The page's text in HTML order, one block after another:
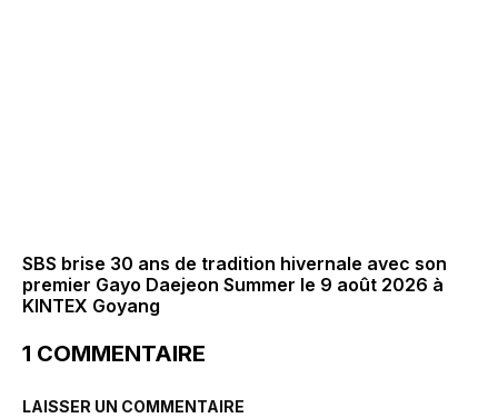
SBS brise 30 ans de tradition hivernale avec son
premier Gayo Daejeon Summer le 9 août 2026 à
KINTEX Goyang
1 COMMENTAIRE
LAISSER UN COMMENTAIRE